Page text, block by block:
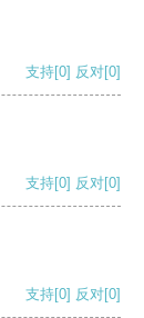
支持[0] 反对[0]
支持[0] 反对[0]
支持[0] 反对[0]